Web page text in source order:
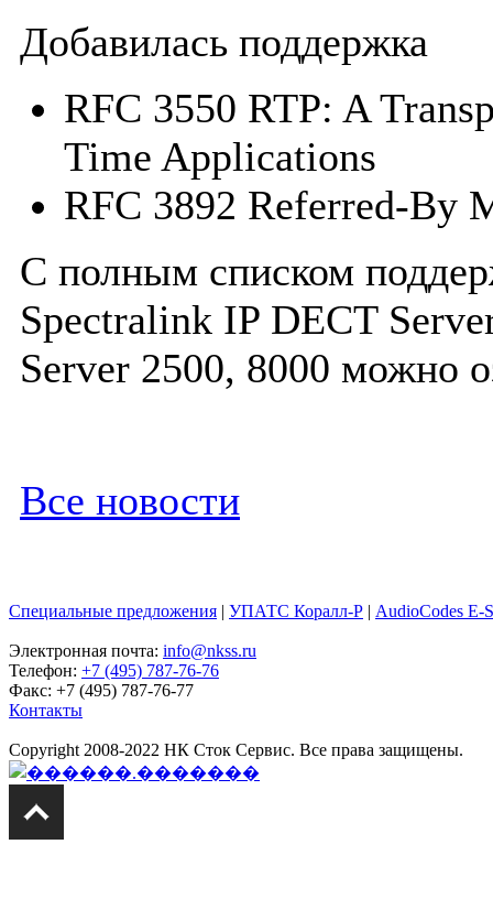
Добавилась поддержка
RFC 3550 RTP: A
Time Applications
RFC 3892 Referred-By
С полным списком
Spectralink IP DECT
Server 2500, 8000 можно
Все новости
Специальные предложения | УПАТС Коралл-Р | AudioCodes E-
Электронная почта: info@nkss.ru
Телефон: +7 (495) 787-76-76
Факс: +7 (495) 787-76-77
Контакты
Copyright 2008-2022 НК Сток Сервис. Все права защищены.